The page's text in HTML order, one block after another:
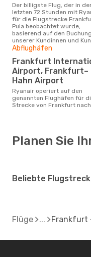
Der billigste Flug, der in den
letzten 72 Stunden mit
für die Flugstrecke
Pula beobachtet wurde,
basierend auf den
unserer Kundinnen und
Abflughäfen
Frankfurt International
Airport, Frankfurt–
Hahn Airport
Ryanair operiert auf den
genannten Flughäfen für
Strecke von Frankfurt nach
Planen Sie
Beliebte
Flüge Frankfurt